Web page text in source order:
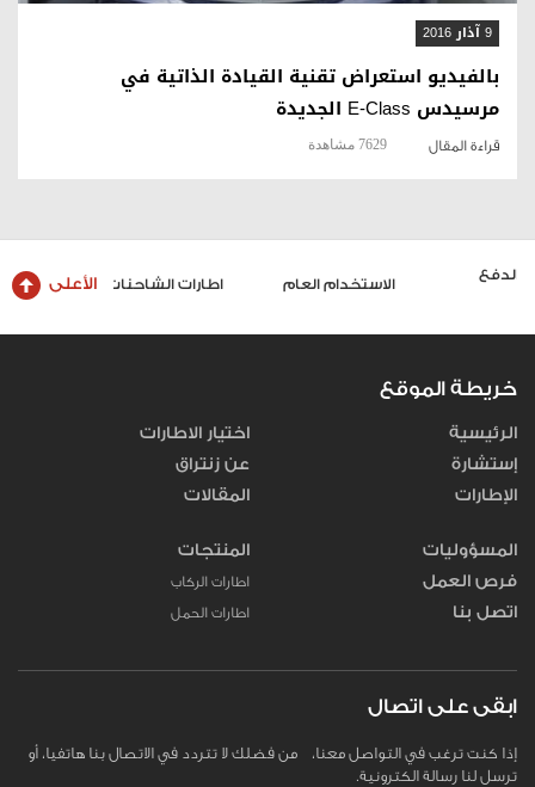
9 آذار 2016
بالفيديو استعراض تقنية القيادة الذاتية في
مرسيدس E-Class الجديدة
قراءة المقال 7629 مشاهدة
الاستخدام العام اطارات الشاحنات والحافلات الأعلى
خريطة الموقع
الرئيسية
إستشارة
الإطارات
اختيار الاطارات
عن زنتراق
المقالات
المسؤوليات
فرص العمل
اتصل بنا
المنتجات
اطارات الركاب
اطارات الحمل
ابقى على اتصال
إذا كنت ترغب في التواصل معنا، من فضلك لا تتردد في الاتصال بنا هاتفيا، أو
ترسل لنا رسالة الكترونية.